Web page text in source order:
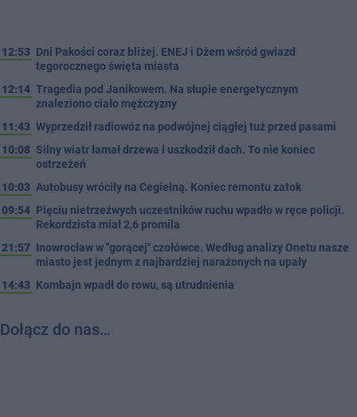
12:53 Dni Pakości coraz bliżej. ENEJ i Dżem wśród gwiazd
tegorocznego święta miasta
12:14 Tragedia pod Janikowem. Na słupie energetycznym
znaleziono ciało mężczyzny
11:43 Wyprzedził radiowóz na podwójnej ciągłej tuż przed pasami
10:08 Silny wiatr łamał drzewa i uszkodził dach. To nie koniec
ostrzeżeń
10:03 Autobusy wróciły na Cegielną. Koniec remontu zatok
09:54 Pięciu nietrzeźwych uczestników ruchu wpadło w ręce policji.
Rekordzista miał 2,6 promila
21:57 Inowrocław w "gorącej" czołówce. Według analizy Onetu nasze
miasto jest jednym z najbardziej narażonych na upały
14:43 Kombajn wpadł do rowu, są utrudnienia
Dołącz do nas…